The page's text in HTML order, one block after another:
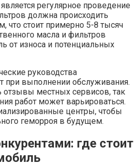
регулярное проведение
должна происходить
что стоит примерно 5-8 тысяч
масла и фильтров
от износа и потенциальных
руководства
при выполнении обслуживания.
отзывы местных сервисов, так
работ может варьироваться.
центры, чтобы
геморроя в будущем.
где стоит